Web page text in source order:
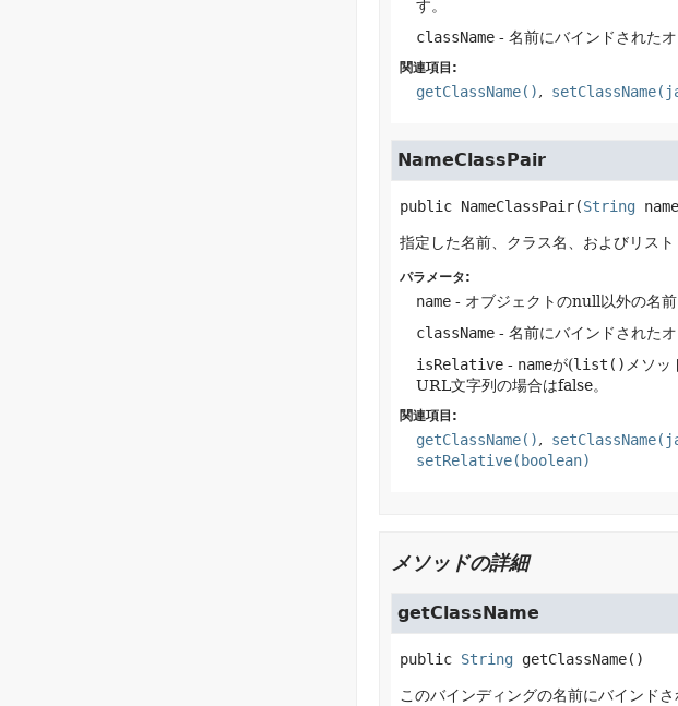
す。
className- 名前にバインドされた
関連項目:
getClassName()
NameClassPair
public NameClassPair(String
指定した名前、クラス名、およびリス
パラメータ:
name- オブジェクトのnull以外の名前
className- 名前にバインドされた
isRelative- nameが(list() メソ
URL文字列の場合はfalse。
関連項目:
getClassName()
setRelative(boolean)
メソッドの詳細
getClassName
public String getClassName()
このバインディングの名前にバインド